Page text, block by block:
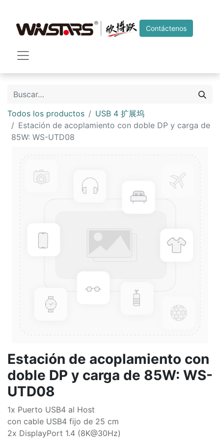
Contáctenos
Todos los productos
USB 4 扩展坞
Estación de acoplamiento con doble DP y carga de
85W: WS-UTD08
Estación de acoplamiento con
doble DP y carga de 85W: WS-
UTD08
1x Puerto USB4 al Host
con cable USB4 fijo de 25 cm
2x DisplayPort 1.4 (8K@30Hz)